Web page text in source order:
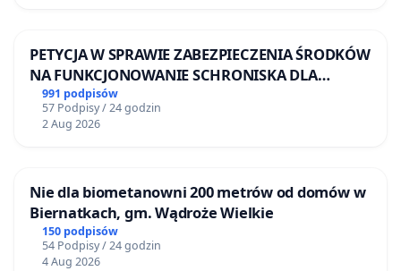
PETYCJA W SPRAWIE ZABEZPIECZENIA ŚRODKÓW
NA FUNKCJONOWANIE SCHRONISKA DLA
BEZDOMNYCH ZWIERZĄT W SKARYSZEWIE
991 podpisów
57 Podpisy / 24 godzin
2 Aug 2026
Nie dla biometanowni 200 metrów od domów w
Biernatkach, gm. Wądroże Wielkie
150 podpisów
54 Podpisy / 24 godzin
4 Aug 2026